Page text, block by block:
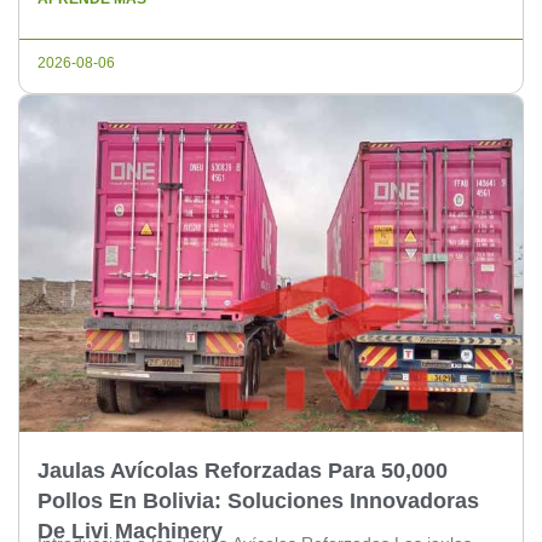
las aves de engorde. Beneficios de las Jaulas con
2026-08-06
Jaulas Avícolas Reforzadas Para 50,000
Pollos En Bolivia: Soluciones Innovadoras
De Livi Machinery